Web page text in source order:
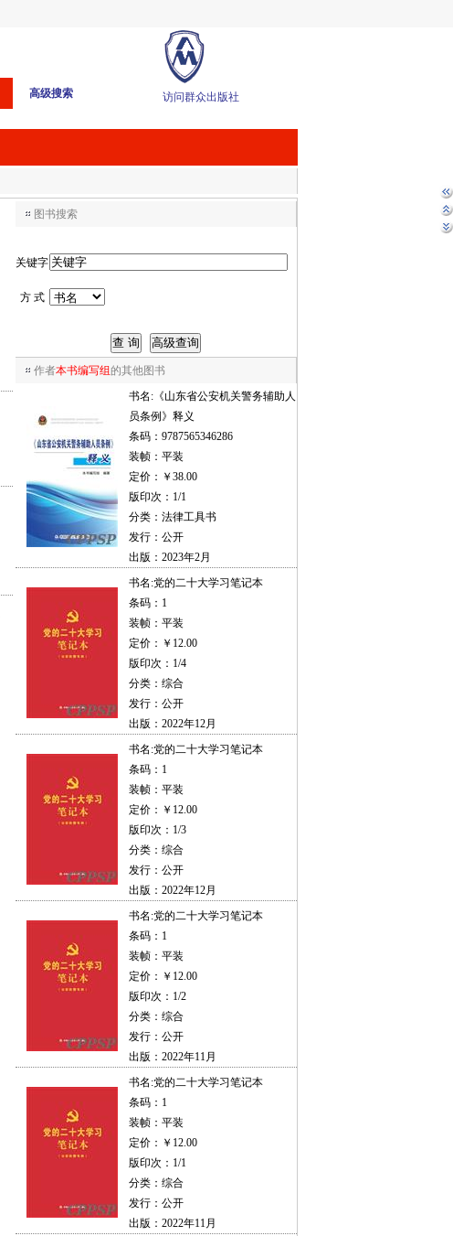
高级搜索 访问群众出版社
图书搜索
关键字
方 式
作者本书编写组 的其他图书
书名:《山东省公安机关警务辅助人
员条例》释义
条码：9787565346286
装帧：平装
定价：￥38.00
版印次：1/1
分类：法律工具书
发行：公开
出版：2023年2月
书名:党的二十大学习笔记本
条码：1
装帧：平装
定价：￥12.00
版印次：1/4
分类：综合
发行：公开
出版：2022年12月
书名:党的二十大学习笔记本
条码：1
装帧：平装
定价：￥12.00
版印次：1/3
分类：综合
发行：公开
出版：2022年12月
书名:党的二十大学习笔记本
条码：1
装帧：平装
定价：￥12.00
版印次：1/2
分类：综合
发行：公开
出版：2022年11月
书名:党的二十大学习笔记本
条码：1
装帧：平装
定价：￥12.00
版印次：1/1
分类：综合
发行：公开
出版：2022年11月